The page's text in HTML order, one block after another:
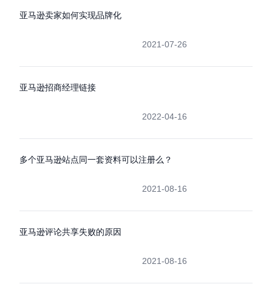
亚马逊卖家如何实现品牌化
2021-07-26
亚马逊招商经理链接
2022-04-16
多个亚马逊站点同一套资料可以注册么？
2021-08-16
亚马逊评论共享失败的原因
2021-08-16